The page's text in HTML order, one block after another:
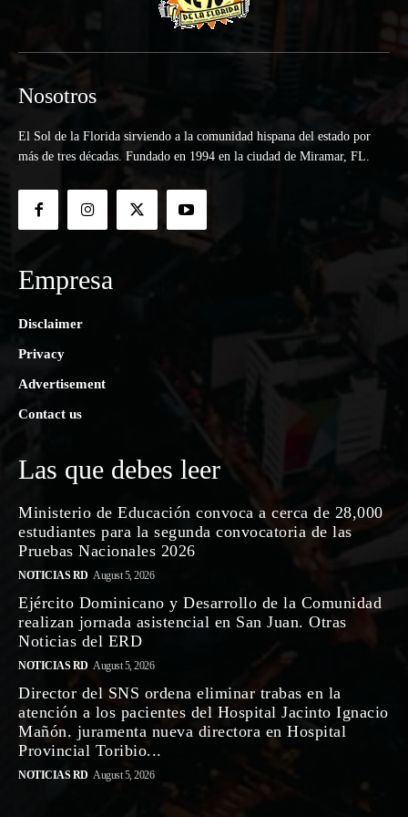
Nosotros
El Sol de la Florida sirviendo a la comunidad hispana del estado por
más de tres décadas. Fundado en 1994 en la ciudad de Miramar, FL.
Empresa
Disclaimer
Privacy
Advertisement
Contact us
Las que debes leer
Ministerio de Educación convoca a cerca de 28,000
estudiantes para la segunda convocatoria de las
Pruebas Nacionales 2026
NOTICIAS RD August 5, 2026
Ejército Dominicano y Desarrollo de la Comunidad
realizan jornada asistencial en San Juan. Otras
Noticias del ERD
NOTICIAS RD August 5, 2026
Director del SNS ordena eliminar trabas en la
atención a los pacientes del Hospital Jacinto Ignacio
Mañón. juramenta nueva directora en Hospital
Provincial Toribio...
NOTICIAS RD August 5, 2026